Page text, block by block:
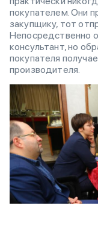
покупателем. Они
закупщику, тот
Непосредственно
консультант, но
покупателя
производителя.